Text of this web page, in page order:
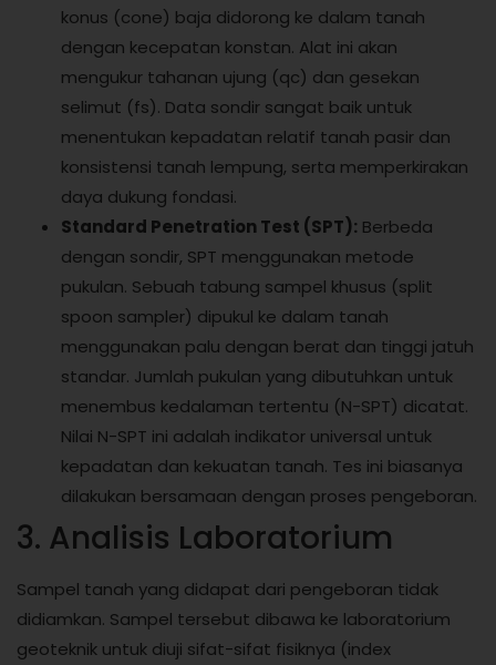
konus (cone) baja didorong ke dalam tanah
dengan kecepatan konstan. Alat ini akan
mengukur tahanan ujung (qc) dan gesekan
selimut (fs). Data sondir sangat baik untuk
menentukan kepadatan relatif tanah pasir dan
konsistensi tanah lempung, serta memperkirakan
daya dukung fondasi.
Standard Penetration Test (SPT): Berbeda
dengan sondir, SPT menggunakan metode
pukulan. Sebuah tabung sampel khusus (split
spoon sampler) dipukul ke dalam tanah
menggunakan palu dengan berat dan tinggi jatuh
standar. Jumlah pukulan yang dibutuhkan untuk
menembus kedalaman tertentu (N-SPT) dicatat.
Nilai N-SPT ini adalah indikator universal untuk
kepadatan dan kekuatan tanah. Tes ini biasanya
dilakukan bersamaan dengan proses pengeboran.
3. Analisis Laboratorium
Sampel tanah yang didapat dari pengeboran tidak
didiamkan. Sampel tersebut dibawa ke laboratorium
geoteknik untuk diuji sifat-sifat fisiknya (index